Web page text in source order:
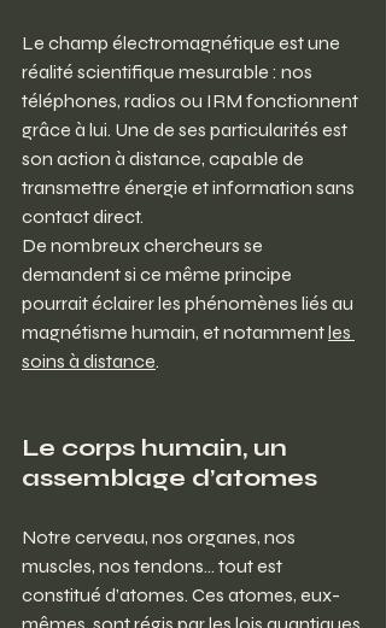
Le champ électromagnétique est une
réalité scientifique mesurable : nos
téléphones, radios ou IRM fonctionnent
grâce à lui. Une de ses particularités est
son action à distance, capable de
transmettre énergie et information sans
contact direct.
De nombreux chercheurs se
demandent si ce même principe
pourrait éclairer les phénomènes liés au
magnétisme humain, et notamment les
soins à distance.
Le corps humain, un
assemblage d’atomes
Notre cerveau, nos organes, nos
muscles, nos tendons… tout est
constitué d’atomes. Ces atomes, eux-